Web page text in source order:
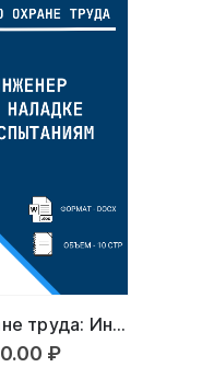
Инструкция по охране труда: Инженер по наладке и испытаниям
₽Текущая